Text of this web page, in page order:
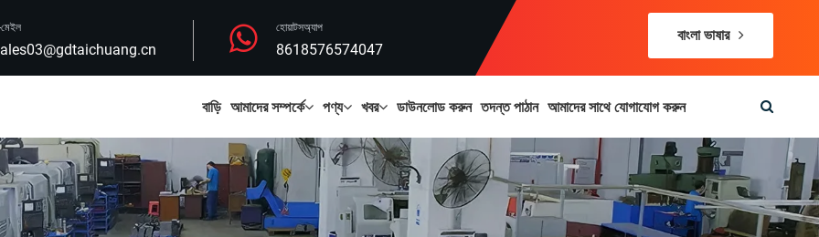
হোয়াটসঅ্যাপ
8618576574047
বাংলা ভাষার
বাড়ি আমাদের সম্পর্কে পণ্য খবর ডাউনলোড করুন তদন্ত পাঠান আমাদের সাথে যোগাযোগ করুন